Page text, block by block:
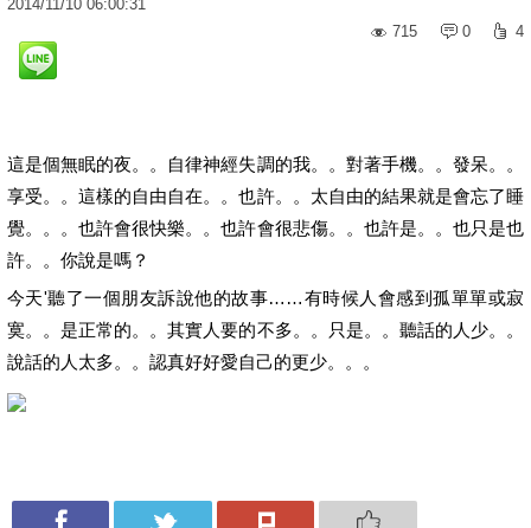
2014/11/10 06:00:31
715
0 4
這是個無眠的夜。。自律神經失調的我。。對著手機。。發呆。。
享受。。這樣的自由自在。。也許。。太自由的結果就是會忘了睡
覺。。。也許會很快樂。。也許會很悲傷。。也許是。。也只是也
許。。你說是嗎？
今天'聽了一個朋友訴說他的故事……有時候人會感到孤單單或寂
寞。。是正常的。。其實人要的不多。。只是。。聽話的人少。。
說話的人太多。。認真好好愛自己的更少。。。